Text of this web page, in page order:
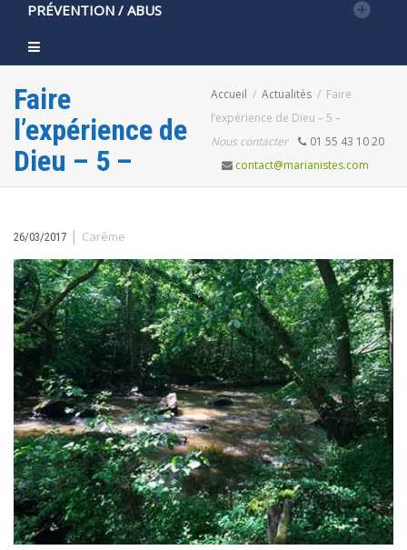
PRÉVENTION / ABUS
Faire
l’expérience de
Dieu – 5 –
Accueil Actualités
Faire
l’expérience de Dieu – 5 –
Nous contacter
01 55 43 10 20
contact@marianistes.com
26/03/2017 | Carême